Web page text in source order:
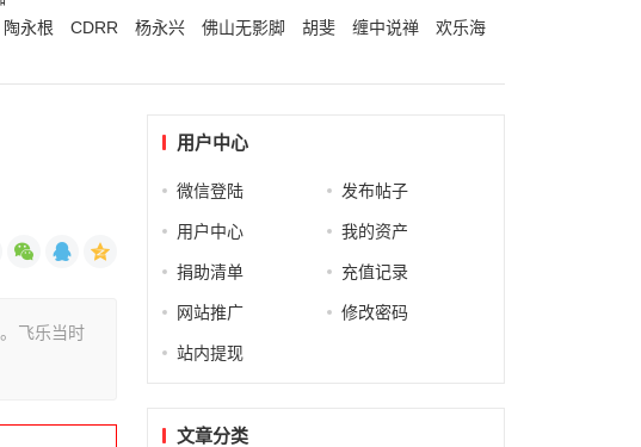
陶永根 CDRR 杨永兴 佛山无影脚 胡斐 缠中说禅
欢乐海
飞乐当时
用户中心
微信登陆 发布帖子
用户中心 我的资产
捐助清单 充值记录
网站推广 修改密码
站内提现
文章分类